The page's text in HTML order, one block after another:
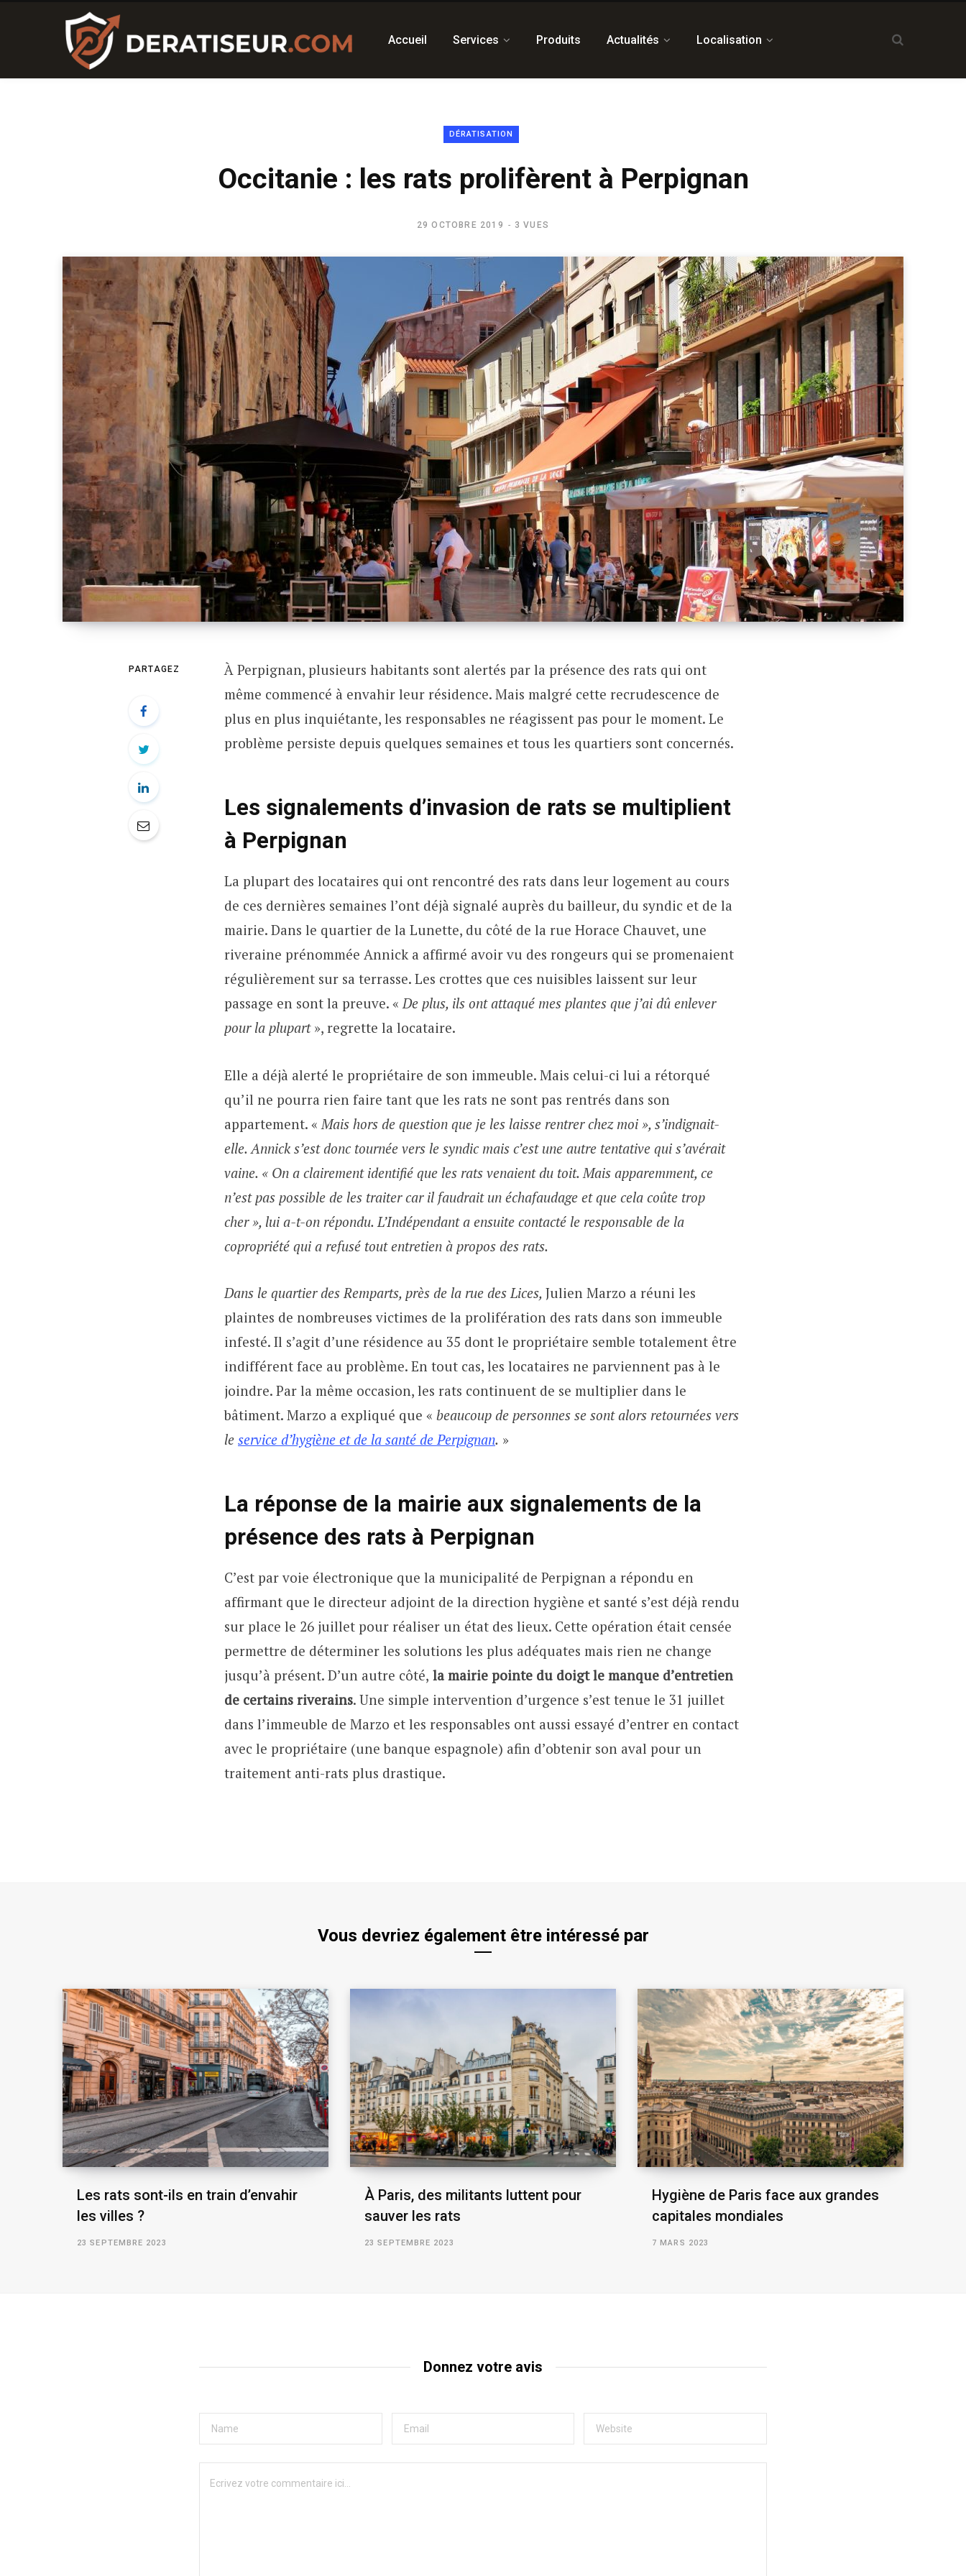
Accueil Services Produits Actualités Localisation
DÉRATISATION
Occitanie : les rats prolifèrent à Perpignan
29 OCTOBRE 2019 3 VUES
PARTAGEZ
À Perpignan, plusieurs habitants sont alertés par la présence des rats qui ont
même commencé à envahir leur résidence. Mais malgré cette recrudescence de
plus en plus inquiétante, les responsables ne réagissent pas pour le moment. Le
problème persiste depuis quelques semaines et tous les quartiers sont concernés.
Les signalements d’invasion de rats se multiplient
à Perpignan
La plupart des locataires qui ont rencontré des rats dans leur logement au cours
de ces dernières semaines l’ont déjà signalé auprès du bailleur, du syndic et de la
mairie. Dans le quartier de la Lunette, du côté de la rue Horace Chauvet, une
riveraine prénommée Annick a affirmé avoir vu des rongeurs qui se promenaient
régulièrement sur sa terrasse. Les crottes que ces nuisibles laissent sur leur
passage en sont la preuve. «De plus, ils ont attaqué mes plantes que j’ai dû enlever
pour la plupart», regrette la locataire.
Elle a déjà alerté le propriétaire de son immeuble. Mais celui-ci lui a rétorqué
qu’il ne pourra rien faire tant que les rats ne sont pas rentrés dans son
appartement. « Mais hors de question que je les laisse rentrer chez moi », s’indignait-
elle. Annick s’est donc tournée vers le syndic mais c’est une autre tentative qui s’avérait
vaine. « On a clairement identifié que les rats venaient du toit. Mais apparemment, ce
n’est pas possible de les traiter car il faudrait un échafaudage et que cela coûte trop
cher », lui a-t-on répondu. L’Indépendant a ensuite contacté le responsable de la
copropriété qui a refusé tout entretien à propos des rats.
Dans le quartier des Remparts, près de la rue des Lices, Julien Marzo a réuni les
plaintes de nombreuses victimes de la prolifération des rats dans son immeuble
infesté. Il s’agit d’une résidence au 35 dont le propriétaire semble totalement être
indifférent face au problème. En tout cas, les locataires ne parviennent pas à le
joindre. Par la même occasion, les rats continuent de se multiplier dans le
bâtiment. Marzo a expliqué que « beaucoup de personnes se sont alors retournées vers
le service d’hygiène et de la santé de Perpignan. »
La réponse de la mairie aux signalements de la
présence des rats à Perpignan
C’est par voie électronique que la municipalité de Perpignan a répondu en
affirmant que le directeur adjoint de la direction hygiène et santé s’est déjà rendu
sur place le 26 juillet pour réaliser un état des lieux. Cette opération était censée
permettre de déterminer les solutions les plus adéquates mais rien ne change
jusqu’à présent. D’un autre côté, la mairie pointe du doigt le manque d’entretien
de certains riverains. Une simple intervention d’urgence s’est tenue le 31 juillet
dans l’immeuble de Marzo et les responsables ont aussi essayé d’entrer en contact
avec le propriétaire (une banque espagnole) afin d’obtenir son aval pour un
traitement anti-rats plus drastique.
Vous devriez également être intéressé par
Les rats sont-ils en train d’envahir
les villes ?
23 SEPTEMBRE 2023
À Paris, des militants luttent pour
sauver les rats
23 SEPTEMBRE 2023
Hygiène de Paris face aux grandes
capitales mondiales
7 MARS 2023
Donnez votre avis